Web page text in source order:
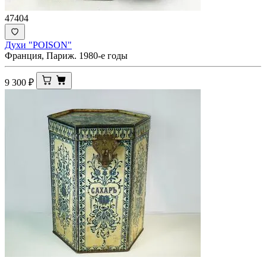
47404
Духи "POISON"
Франция, Париж. 1980-е годы
9 300 ₽